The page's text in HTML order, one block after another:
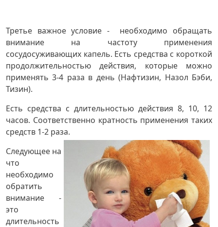
Третье важное условие - необходимо обращать
внимание на частоту применения
сосудосуживающих капель. Есть средства с короткой
продолжительностью действия, которые можно
применять 3-4 раза в день (Нафтизин, Назол Бэби,
Тизин).
Есть средства с длительностью действия 8, 10, 12
часов. Соответственно кратность применения таких
средств 1-2 раза.
Следующее на
что
необходимо
обратить
внимание -
это
длительность